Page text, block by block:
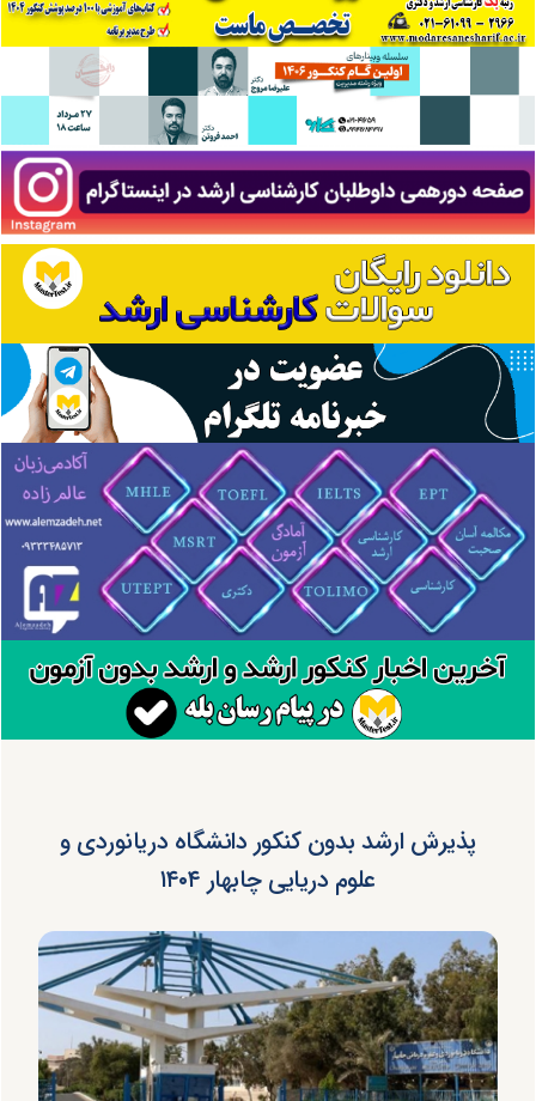
پذیرش ارشد بدون کنکور دانشگاه دریانوردی و
علوم دریایی چابهار ۱۴۰۴